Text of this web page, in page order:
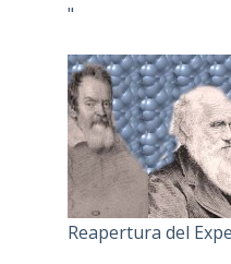
"
Reapertura del